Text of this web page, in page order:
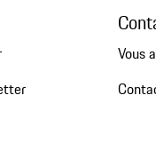
Vous